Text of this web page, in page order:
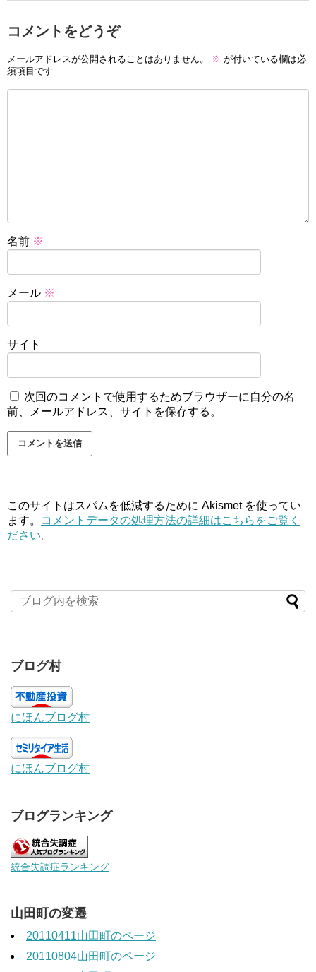
コメントをどうぞ
メールアドレスが公開されることはありません。 ※ が付いている欄は必
須項目です
名前 ※
メール ※
サイト
次回のコメントで使用するためブラウザーに自分の名
前、メールアドレス、サイトを保存する。
このサイトはスパムを低減するために Akismet を使ってい
ます。
コメントデータの処理方法の詳細はこちらをご覧く
ださい。
ブログ村
にほんブログ村
にほんブログ村
ブログランキング
統合失調症ランキング
山田町の変遷
20110411山田町のページ
20110804山田町のページ